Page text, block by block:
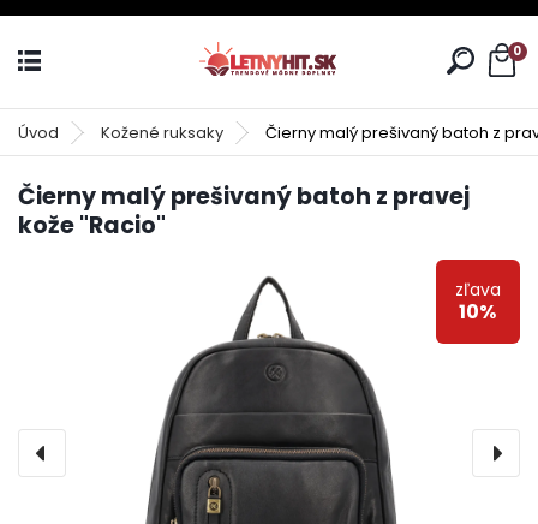
0
Úvod Kožené ruksaky Čierny malý prešivaný batoh z
Čierny malý prešivaný batoh z pravej
kože "Racio"
zľava
10%